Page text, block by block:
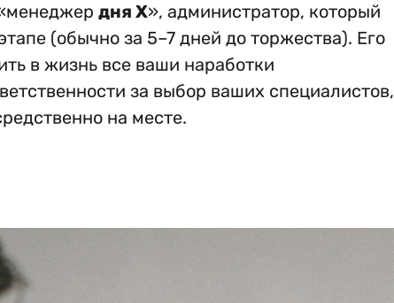
дня Х», администратор, который
(обычно за 5–7 дней до торжества). Его
в жизнь все ваши наработки
за выбор ваших специалистов,
на месте.